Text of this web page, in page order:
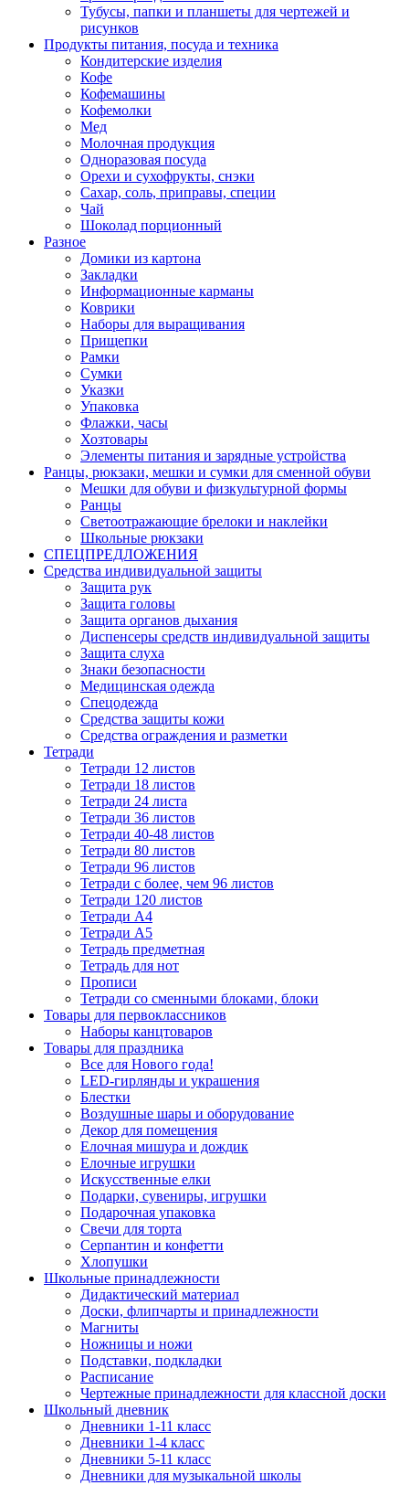
Тубусы, папки и планшеты для чертежей и
рисунков
Продукты питания, посуда и техника
Кондитерские изделия
Кофе
Кофемашины
Кофемолки
Мед
Молочная продукция
Одноразовая посуда
Орехи и сухофрукты, снэки
Сахар, соль, приправы, специи
Чай
Шоколад порционный
Разное
Домики из картона
Закладки
Информационные карманы
Коврики
Наборы для выращивания
Прищепки
Рамки
Сумки
Указки
Упаковка
Флажки, часы
Хозтовары
Элементы питания и зарядные устройства
Ранцы, рюкзаки, мешки и сумки для сменной обуви
Мешки для обуви и физкультурной формы
Ранцы
Светоотражающие брелоки и наклейки
Школьные рюкзаки
СПЕЦПРЕДЛОЖЕНИЯ
Средства индивидуальной защиты
Защита рук
Защита головы
Защита органов дыхания
Диспенсеры средств индивидуальной защиты
Защита слуха
Знаки безопасности
Медицинская одежда
Спецодежда
Средства защиты кожи
Средства ограждения и разметки
Тетради
Тетради 12 листов
Тетради 18 листов
Тетради 24 листа
Тетради 36 листов
Тетради 40-48 листов
Тетради 80 листов
Тетради 96 листов
Тетради с более, чем 96 листов
Тетради 120 листов
Тетради А4
Тетради А5
Тетрадь предметная
Тетрадь для нот
Прописи
Тетради со сменными блоками, блоки
Товары для первоклассников
Наборы канцтоваров
Товары для праздника
Все для Нового года!
LED-гирлянды и украшения
Блестки
Воздушные шары и оборудование
Декор для помещения
Елочная мишура и дождик
Елочные игрушки
Искусственные елки
Подарки, сувениры, игрушки
Подарочная упаковка
Свечи для торта
Серпантин и конфетти
Хлопушки
Школьные принадлежности
Дидактический материал
Доски, флипчарты и принадлежности
Магниты
Ножницы и ножи
Подставки, подкладки
Расписание
Чертежные принадлежности для классной доски
Школьный дневник
Дневники 1-11 класс
Дневники 1-4 класс
Дневники 5-11 класс
Дневники для музыкальной школы